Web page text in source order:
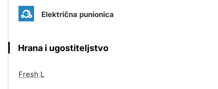
Električna punionica
Hrana i ugostiteljstvo
Fresh L